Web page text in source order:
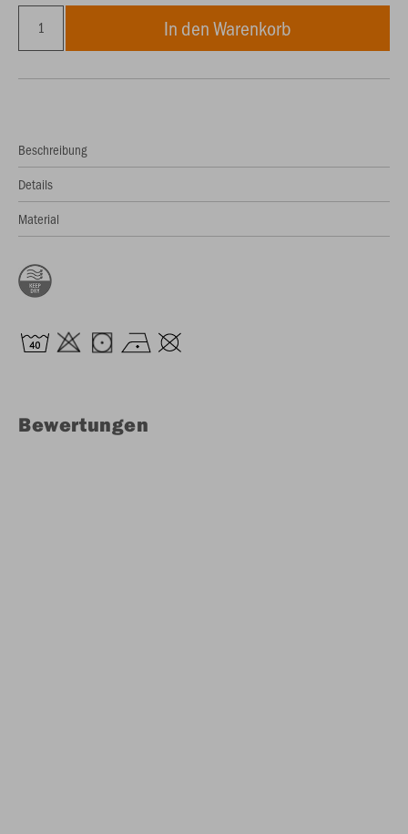
In den Warenkorb
Beschreibung
Details
Material
Bewertungen